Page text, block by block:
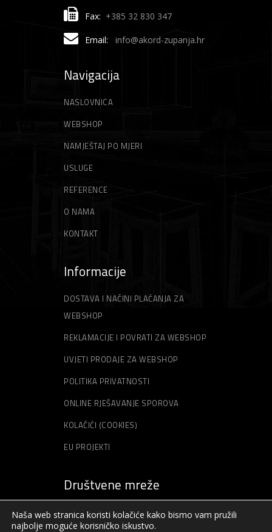
Fax: +385 32 830 347
Email: info@akord-zupanja.hr
Navigacija
NASLOVNICA
WEBSHOP
NAMJEŠTAJ PO MJERI
USLUGE
REFERENCE
O NAMA
KONTAKT
Informacije
DOSTAVA I NAČINI PLAĆANJA ZA
WEBSHOP
REKLAMACIJE I POVRATI ZA WEBSHOP
UVJETI PRODAJE ZA WEBSHOP
POLITIKA PRIVATNOSTI
ONLINE RJEŠAVANJE SPOROVA
KOLAČIĆI (COOKIES)
EU PROJEKTI
Društvene mreže
Naša web stranica koristi kolačiće kako bismo vam pružili
najbolje moguće korisničko iskustvo.